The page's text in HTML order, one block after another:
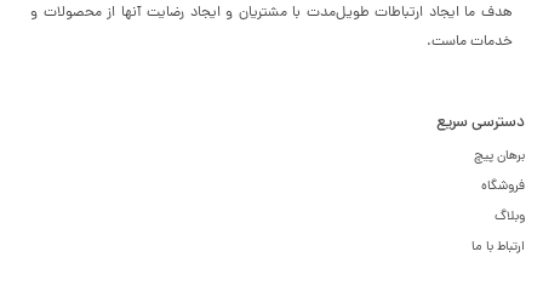
هدف ما ایجاد ارتباطات طویل‌مدت با مشتریان و ایجاد رضایت آنها از محصولات و
خدمات ماست.
دسترسی سریع
برهان پیچ
فروشگاه
وبلاگ
ارتباط با ما